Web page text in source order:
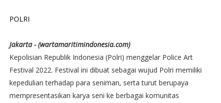
POLRI
Jakarta - (wartamaritimindonesia.com)
Kepolisian Republik Indonesia (Polri) menggelar Police Art
Festival 2022. Festival ini dibuat sebagai wujud Polri memiliki
kepedulian terhadap para seniman, serta turut berupaya
mempresentasikan karya seni ke berbagai komunitas